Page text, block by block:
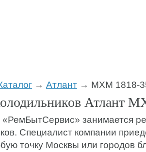
→ Атлант → МХМ 1818-
Атлант
«РемБытСервис» занимается
Специалист компании
точку Москвы или городов